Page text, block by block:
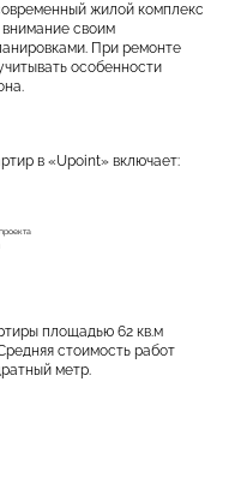
жилой комплекс
своим
При ремонте
особенности
в «Upoint» включает:
площадью 62 кв.м
стоимость работ
метр.